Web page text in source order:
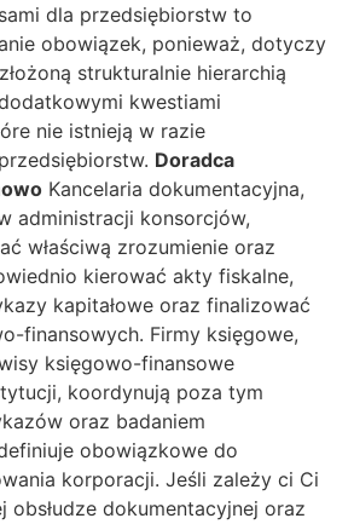
dla przedsiębiorstw to
obowiązek, ponieważ, dotyczy
strukturalnie hierarchią
kwestiami
nie istnieją w razie
Doradca
Kancelaria dokumentacyjna,
administracji konsorcjów,
właściwą zrozumienie oraz
kierować akty fiskalne,
kapitałowe oraz finalizować
finansowych. Firmy księgowe,
księgowo-finansowe
koordynują poza tym
oraz badaniem
obowiązkowe do
korporacji. Jeśli zależy ci Ci
obsłudze dokumentacyjnej oraz